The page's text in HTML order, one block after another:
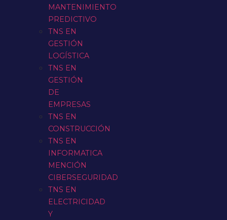
MANTENIMIENTO
PREDICTIVO
TNS EN
GESTIÓN
LOGÍSTICA
TNS EN
GESTIÓN
DE
EMPRESAS
TNS EN
CONSTRUCCIÓN
TNS EN
INFORMATICA
MENCIÓN
CIBERSEGURIDAD
TNS EN
ELECTRICIDAD
Y